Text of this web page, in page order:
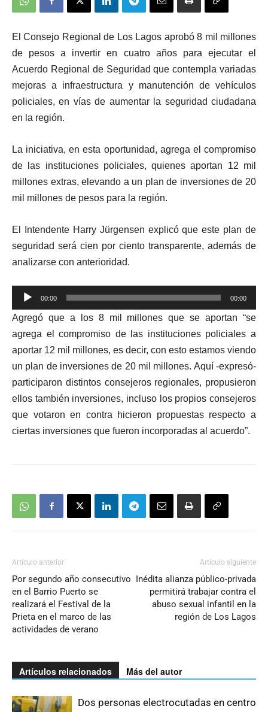
El Consejo Regional de Los Lagos aprobó 8 mil millones
de pesos a invertir en cuatro años para ejecutar el
Acuerdo Regional de Seguridad que contempla variadas
mejoras a infraestructura y manutención de vehículos
policiales, en vías de aumentar la seguridad ciudadana
en la región.
La iniciativa, en esta oportunidad, agrega el compromiso
de las instituciones policiales, quienes aportan 12 mil
millones extras, elevando a un plan de inversiones de 20
mil millones de pesos para la región.
El Intendente Harry Jürgensen explicó que este plan de
seguridad será cien por ciento transparente, además de
analizarse con anterioridad.
Reproductor
de
audio
00:00 00:00
Agregó que a los 8 mil millones que se aportan “se
agrega el compromiso de las instituciones policiales a
aportar 12 mil millones, es decir, con esto estamos viendo
un plan de inversiones de 20 mil millones. Aquí -expresó-
participaron distintos consejeros regionales, propusieron
ellos también inversiones, incluso los propios consejeros
que votaron en contra hicieron propuestas respecto a
ciertas inversiones que fueron incorporadas al acuerdo”.
Artículo anterior
Por segundo año consecutivo
en el Barrio Puerto se
realizará el Festival de la
Prieta en el marco de las
actividades de verano
Artículo siguiente
Inédita alianza público-privada
permitirá trabajar contra el
abuso sexual infantil en la
región de Los Lagos
Artículos relacionados Más del autor
Dos personas electrocutadas en centro